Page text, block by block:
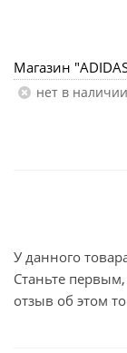
Магазин
Нет в наличии
У данного
Станьте
отзыв об этом